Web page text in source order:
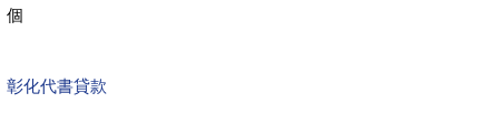
個
彰化代書貸款